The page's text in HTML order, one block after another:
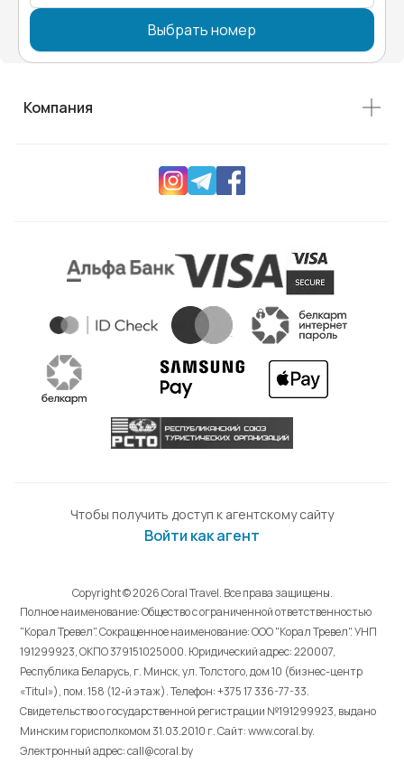
Выбрать номер
Компания
Чтобы получить доступ к агентскому сайту
Войти как агент
Copyright © 2026 Coral Travel. Все права защищены.
Полное наименование: Общество с ограниченной ответственностью
"Корал Тревел". Сокращенное наименование: ООО "Корал Тревел". УНП
191299923, ОКПО 379151025000. Юридический адрес: 220007,
Республика Беларусь, г. Минск, ул. Толстого, дом 10 (бизнес-центр
«Titul»), пом. 158 (12-й этаж). Телефон: +375 17 336-77-33.
Свидетельство о государственной регистрации №191299923, выдано
Минским горисполкомом 31.03.2010 г. Cайт: www.coral.by.
Электронный адрес: call@coral.by